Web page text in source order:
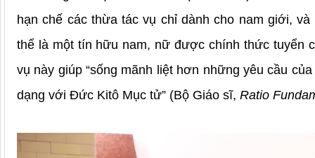
hạn chế các thừa tác vụ chỉ dành cho nam giới,
thể là một tín hữu nam, nữ được chính thức tuyển
vụ này giúp “sống mãnh liệt hơn những yêu cầu
dạng với Đức Kitô Mục tử” (Bộ Giáo sĩ, Ratio